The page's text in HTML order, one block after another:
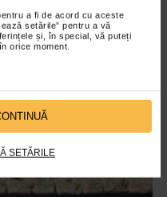
a fi de acord cu aceste
setările” pentru a vă
și, în special, vă puteți
orice moment.
SETĂRILE